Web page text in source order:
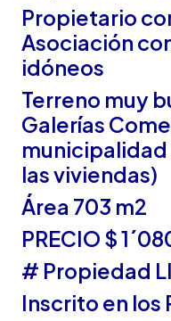
Propietario
Asociación
idóneos
Terreno muy
Galerías
las viviendas)
Área 703 m2
PRECIO $
# Propiedad
Inscrito en los